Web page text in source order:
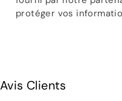
protéger vos
Avis Clients